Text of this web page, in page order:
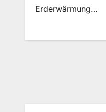
Erderwärmung…